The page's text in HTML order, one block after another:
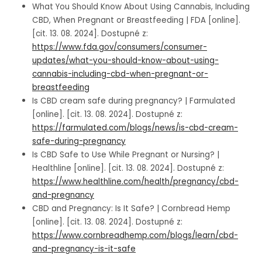
What You Should Know About Using Cannabis, Including
CBD, When Pregnant or Breastfeeding | FDA [online].
[cit. 13. 08. 2024]. Dostupné z:
https://www.fda.gov/consumers/consumer-
updates/what-you-should-know-about-using-
cannabis-including-cbd-when-pregnant-or-
breastfeeding
Is CBD cream safe during pregnancy? | Farmulated
[online]. [cit. 13. 08. 2024]. Dostupné z:
https://farmulated.com/blogs/news/is-cbd-cream-
safe-during-pregnancy
Is CBD Safe to Use While Pregnant or Nursing? |
Healthline [online]. [cit. 13. 08. 2024]. Dostupné z:
https://www.healthline.com/health/pregnancy/cbd-
and-pregnancy
CBD and Pregnancy: Is It Safe? | Cornbread Hemp
[online]. [cit. 13. 08. 2024]. Dostupné z:
https://www.cornbreadhemp.com/blogs/learn/cbd-
and-pregnancy-is-it-safe